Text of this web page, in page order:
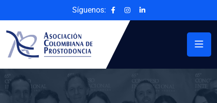
Síguenos: